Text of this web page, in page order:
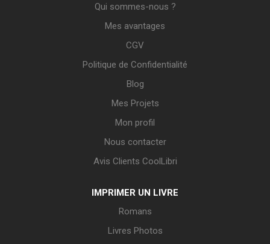
Qui sommes-nous ?
Mes avantages
CGV
Politique de Confidentialité
Blog
Mes Projets
Mon profil
Nous contacter
Avis Clients CoolLibri
IMPRIMER UN LIVRE
Romans
Livres Photos